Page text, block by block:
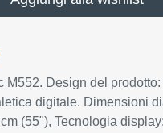
M552. Design del
digitale. Dimensioni
(55"), Tecnologia